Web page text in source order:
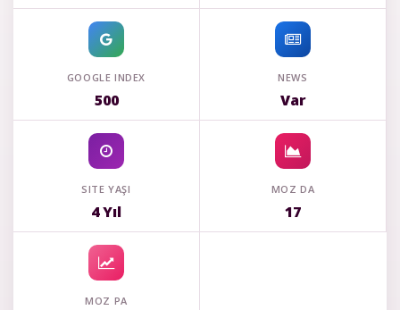
GOOGLE INDEX
500
NEWS
Var
SITE YAŞI
4 Yıl
MOZ DA
17
MOZ PA